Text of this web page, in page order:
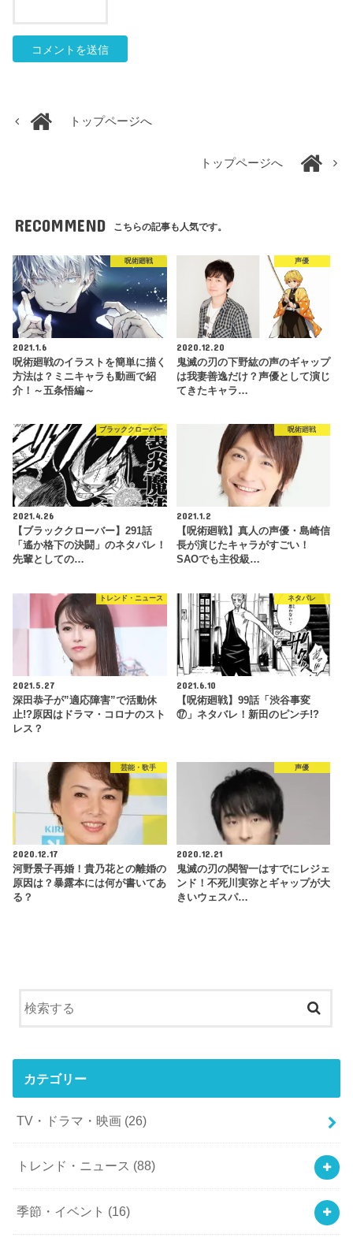
トップページへ
トップページへ
RECOMMEND こちらの記事も人気です。
呪術廻戦
2021.1.6
呪術廻戦のイラストを簡単に描く
方法は？ミニキャラも動画で紹
介！～五条悟編～
声優
2020.12.20
鬼滅の刃の下野紘の声のギャップ
は我妻善逸だけ？声優として演じ
てきたキャラ…
ブラッククローバー
2021.4.26
【ブラッククローバー】291話
「遙か格下の決闘」のネタバレ！
先輩としての…
呪術廻戦
2021.1.2
【呪術廻戦】真人の声優・島崎信
長が演じたキャラがすごい！
SAOでも主役級…
トレンド・ニュース
2021.5.27
深田恭子が”適応障害”で活動休
止!?原因はドラマ・コロナのスト
レス？
ネタバレ
2021.6.10
【呪術廻戦】99話「渋谷事変
⑰」ネタバレ！新田のピンチ!?
芸能・歌手
2020.12.17
河野景子再婚！貴乃花との離婚の
原因は？暴露本には何が書いてあ
る？
声優
2020.12.21
鬼滅の刃の関智一はすでにレジェ
ンド！不死川実弥とギャップが大
きいウェスパ…
カテゴリー
TV・ドラマ・映画 (26)
トレンド・ニュース (88)
季節・イベント (16)